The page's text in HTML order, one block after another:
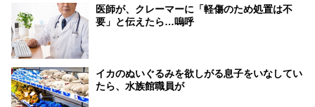
医師が、クレーマーに「軽傷のため処置は不
要」と伝えたら…嗚呼
イカのぬいぐるみを欲しがる息子をいなしてい
たら、水族館職員が